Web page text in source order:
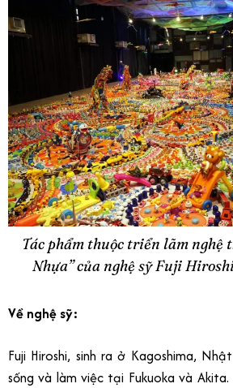
Tác phẩm thuộc triển lãm nghệ
Nhựa” của nghệ sỹ Fuji
Về nghệ sỹ:
Fuji Hiroshi, sinh ra ở Kagoshima,
sống và làm việc tại Fukuoka và